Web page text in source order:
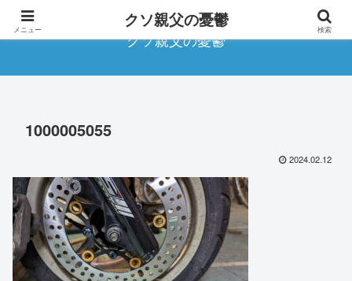
クソ親父の憂鬱
1000005055
2024.02.12
メニュー クソ親父の憂鬱 検索